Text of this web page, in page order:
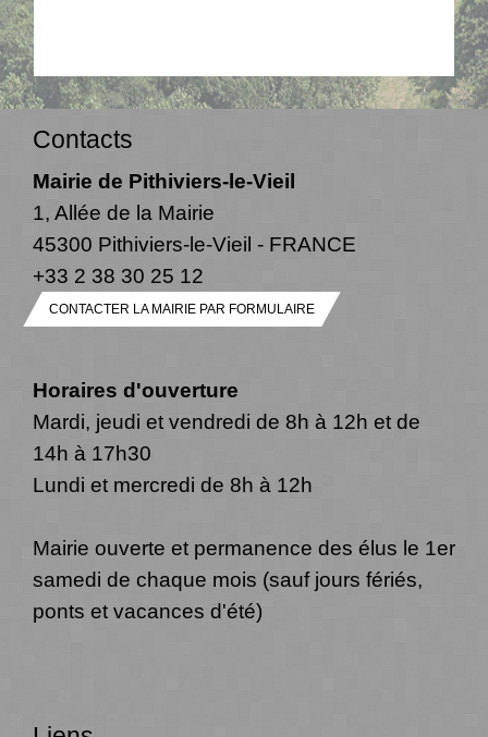
Contacts
Mairie de Pithiviers-le-Vieil
1, Allée de la Mairie
45300 Pithiviers-le-Vieil - FRANCE
+33 2 38 30 25 12
CONTACTER LA MAIRIE PAR FORMULAIRE
Horaires d'ouverture
Mardi, jeudi et vendredi de 8h à 12h et de
14h à 17h30
Lundi et mercredi de 8h à 12h
Mairie ouverte et permanence des élus le 1er
samedi de chaque mois (sauf jours fériés,
ponts et vacances d'été)